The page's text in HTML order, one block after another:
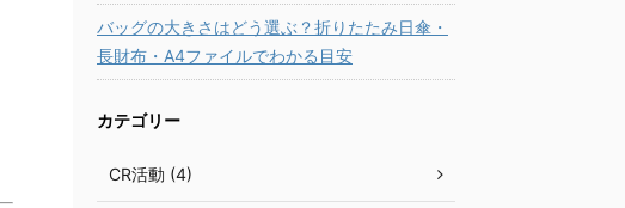
バッグの大きさはどう選ぶ？折りたたみ日傘・
長財布・A4ファイルでわかる目安
カテゴリー
CR活動 (4)